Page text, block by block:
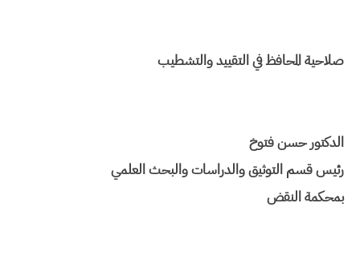
صلاحية المحافظ في التقييد والتشطيب
الدكتور حسن فتوخ
رئيس قسم التوثيق والدراسات والبحث العلمي
بمحكمة النقض